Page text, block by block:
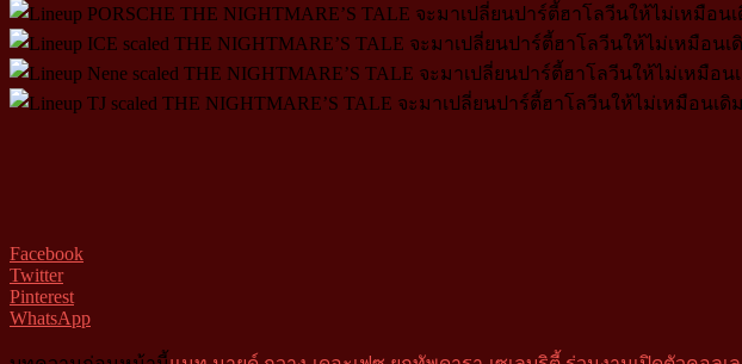
Facebook
Twitter
Pinterest
WhatsApp